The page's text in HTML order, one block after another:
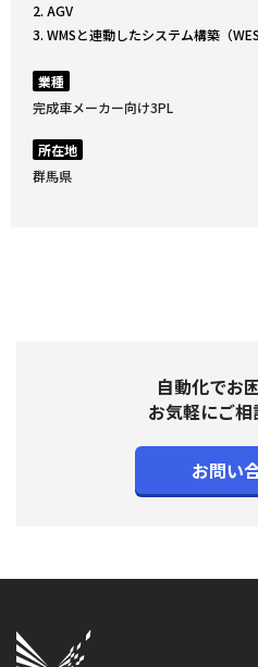
AGV
WMSと連動したシステム構築（WES
業種
完成車メーカー向け3PL
所在地
群馬県
自動化でお
お気軽にご
お問い